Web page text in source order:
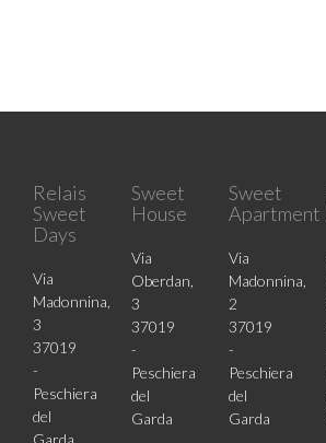
Relais
Sweet
Days
Via
Madonnina,
3
37019
-
Peschiera
del
Garda
Sweet
House
Via
Oberdan,
3
37019
-
Peschiera
del
Garda
Sweet
Apartment
Via
Madonnina,
2
37019
-
Peschiera
del
Garda